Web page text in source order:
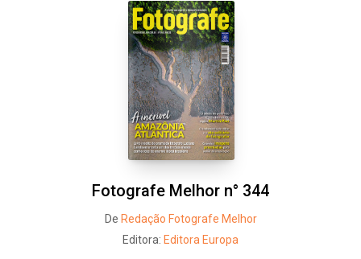
Fotografe Melhor n° 344
De Redação Fotografe Melhor
Editora: Editora Europa